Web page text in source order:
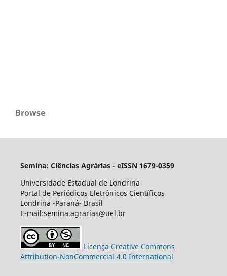
Browse
Semina: Ciências Agrárias - eISSN 1679-0359
Universidade Estadual de Londrina
Portal de Periódicos Eletrônicos Científicos
Londrina -Paraná- Brasil
E-mail:semina.agrarias@uel.br
Licença Creative Commons
Attribution-NonCommercial 4.0 International